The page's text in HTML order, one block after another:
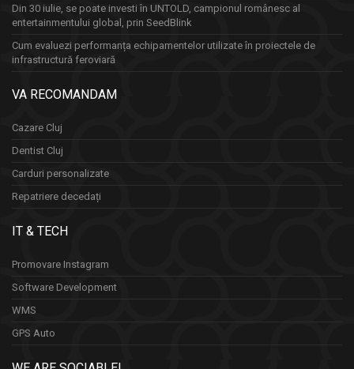
Din 30 iulie, se poate investi în UNTOLD, campionul românesc al
entertainmentului global, prin SeedBlink
Cum evaluezi performanța echipamentelor utilizate în proiectele de
infrastructură feroviară
VA RECOMANDAM
Cazare Cluj
Dentist Cluj
Carduri personalizate
Repatriere decedați
IT & TECH
Promovare Instagram
Software Development
WMS
GPS Auto